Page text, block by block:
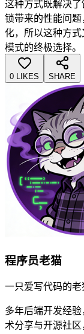
这种方式既解决
锁带来的性能问
化，所以这种方
模式的终极选择。
0 LIKES SHARE
程序员老猫
一只爱写代码的老
多年后端开发经
术分享与开源社